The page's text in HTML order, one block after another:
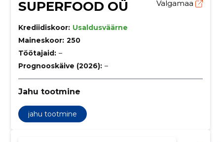
SUPERFOOD OÜ Valgamaa
Krediidiskoor: Usaldusväärne
Maineskoor: 250
Töötajaid: –
Prognooskäive (2026): –
Jahu tootmine
jahu tootmine